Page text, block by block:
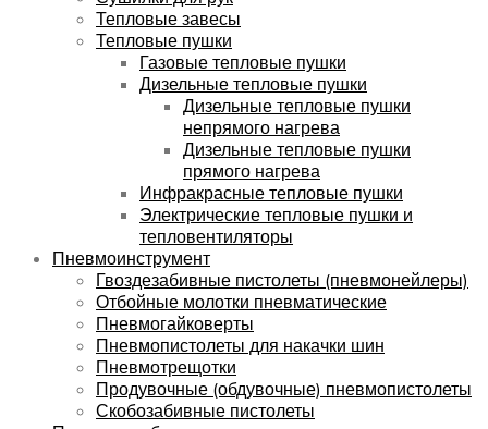
Тепловые завесы
Тепловые пушки
Газовые тепловые пушки
Дизельные тепловые пушки
Дизельные тепловые пушки
непрямого нагрева
Дизельные тепловые пушки
прямого нагрева
Инфракрасные тепловые пушки
Электрические тепловые пушки и
тепловентиляторы
Пневмоинструмент
Гвоздезабивные пистолеты (пневмонейлеры)
Отбойные молотки пневматические
Пневмогайковерты
Пневмопистолеты для накачки шин
Пневмотрещотки
Продувочные (обдувочные) пневмопистолеты
Скобозабивные пистолеты